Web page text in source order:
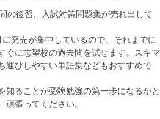
の復習、入試対策問題集が売れ出して
発売が集中しているので、それまでに
ぐに志望校の過去問を試せます。スキマ
運びしやすい単語集などもおすすめで
ることが受験勉強の第一歩になるかと
頑張ってください。